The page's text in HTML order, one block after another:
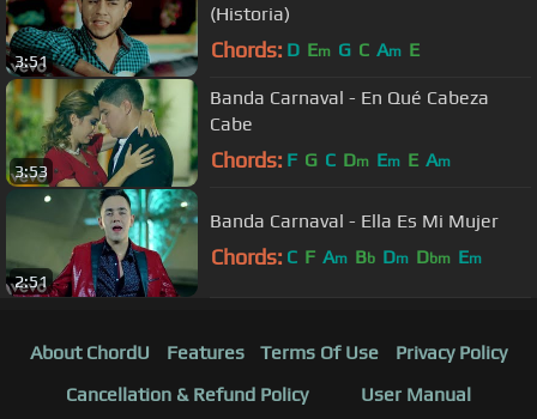
3:51
(Historia)
Chords: D Em G C Am E
3:53
Banda Carnaval - En Qué Cabeza
Cabe
Chords: F G C Dm Em E Am
2:51
Banda Carnaval - Ella Es Mi Mujer
Chords: C F Am Bb Dm Dbm Em
About ChordU Features Terms Of Use
Privacy Policy
Cancellation & Refund Policy
User Manual